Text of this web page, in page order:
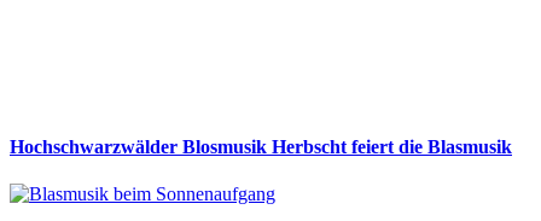
Hochschwarzwälder Blosmusik Herbscht feiert die Blasmusik